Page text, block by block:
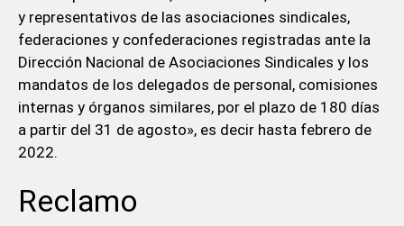
y representativos de las asociaciones sindicales,
federaciones y confederaciones registradas ante la
Dirección Nacional de Asociaciones Sindicales y los
mandatos de los delegados de personal, comisiones
internas y órganos similares, por el plazo de 180 días
a partir del 31 de agosto», es decir hasta febrero de
2022.
Reclamo